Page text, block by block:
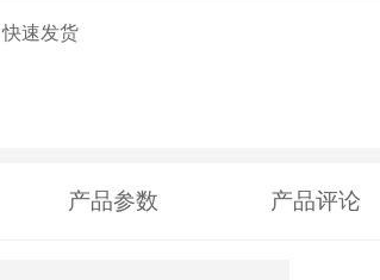
快速发货
产品参数 产品评论